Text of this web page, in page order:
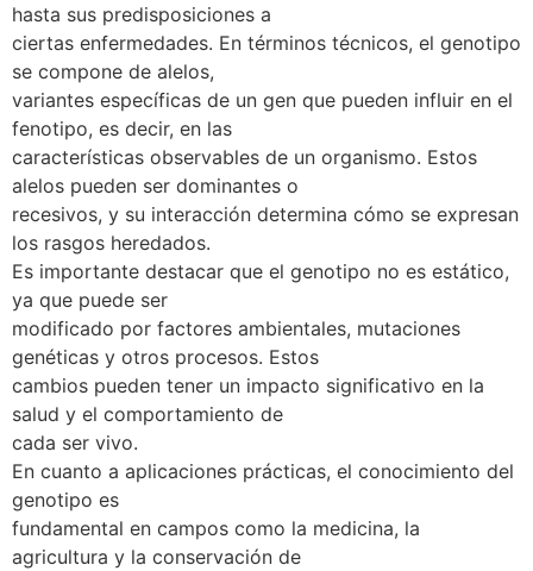
hasta sus predisposiciones a
ciertas enfermedades. En términos técnicos, el genotipo
se compone de alelos,
variantes específicas de un gen que pueden influir en el
fenotipo, es decir, en las
características observables de un organismo. Estos
alelos pueden ser dominantes o
recesivos, y su interacción determina cómo se expresan
los rasgos heredados.
Es importante destacar que el genotipo no es estático,
ya que puede ser
modificado por factores ambientales, mutaciones
genéticas y otros procesos. Estos
cambios pueden tener un impacto significativo en la
salud y el comportamiento de
cada ser vivo.
En cuanto a aplicaciones prácticas, el conocimiento del
genotipo es
fundamental en campos como la medicina, la
agricultura y la conservación de